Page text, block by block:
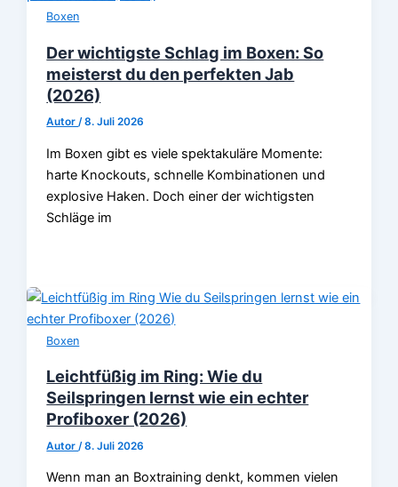
Boxen
Der wichtigste Schlag im Boxen: So
meisterst du den perfekten Jab
(2026)
Autor/8. Juli 2026
Im Boxen gibt es viele spektakuläre Momente:
harte Knockouts, schnelle Kombinationen und
explosive Haken. Doch einer der wichtigsten
Schläge im
Boxen
Leichtfüßig im Ring: Wie du
Seilspringen lernst wie ein echter
Profiboxer (2026)
Autor /8. Juli 2026
Wenn man an Boxtraining denkt, kommen vielen